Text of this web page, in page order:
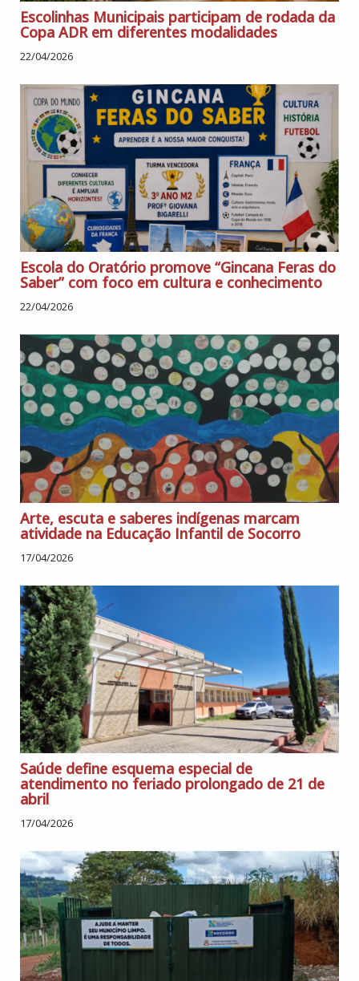
Escolinhas Municipais participam de rodada da
Copa ADR em diferentes modalidades
22/04/2026
Escola do Oratório promove “Gincana Feras do
Saber” com foco em cultura e conhecimento
22/04/2026
Arte, escuta e saberes indígenas marcam
atividade na Educação Infantil de Socorro
17/04/2026
Saúde define esquema especial de
atendimento no feriado prolongado de 21 de
abril
17/04/2026